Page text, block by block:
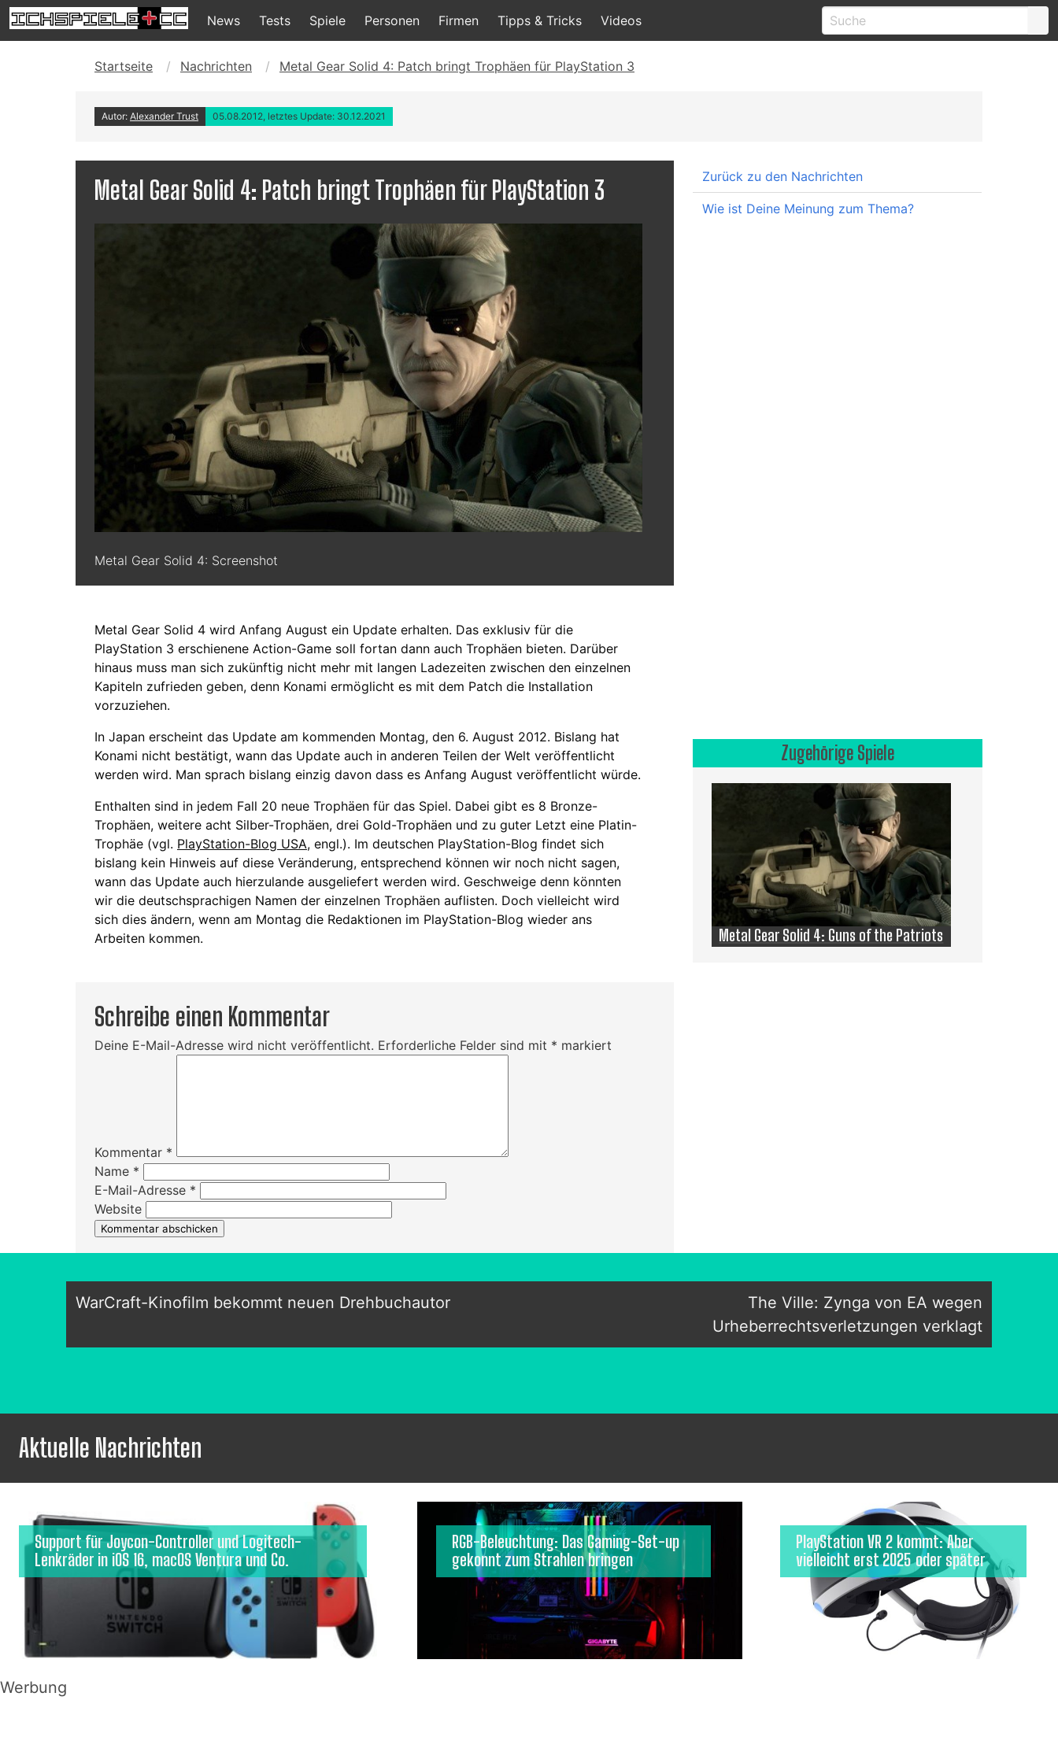
News Tests Spiele Personen Firmen Tipps & Tricks Videos
Startseite Nachrichten Metal Gear Solid 4: Patch bringt Trophäen für PlayStation 3
Autor: Alexander Trust 05.08.2012, letztes Update: 30.12.2021
Metal Gear Solid 4: Patch bringt Trophäen für PlayStation 3
Metal Gear Solid 4: Screenshot
Metal Gear Solid 4 wird Anfang August ein Update erhalten. Das exklusiv für die
PlayStation 3 erschienene Action-Game soll fortan dann auch Trophäen bieten. Darüber
hinaus muss man sich zukünftig nicht mehr mit langen Ladezeiten zwischen den einzelnen
Kapiteln zufrieden geben, denn Konami ermöglicht es mit dem Patch die Installation
vorzuziehen.
In Japan erscheint das Update am kommenden Montag, den 6. August 2012. Bislang hat
Konami nicht bestätigt, wann das Update auch in anderen Teilen der Welt veröffentlicht
werden wird. Man sprach bislang einzig davon dass es Anfang August veröffentlicht würde.
Enthalten sind in jedem Fall 20 neue Trophäen für das Spiel. Dabei gibt es 8 Bronze-
Trophäen, weitere acht Silber-Trophäen, drei Gold-Trophäen und zu guter Letzt eine Platin-
Trophäe (vgl. PlayStation-Blog USA, engl.). Im deutschen PlayStation-Blog findet sich
bislang kein Hinweis auf diese Veränderung, entsprechend können wir noch nicht sagen,
wann das Update auch hierzulande ausgeliefert werden wird. Geschweige denn könnten
wir die deutschsprachigen Namen der einzelnen Trophäen auflisten. Doch vielleicht wird
sich dies ändern, wenn am Montag die Redaktionen im PlayStation-Blog wieder ans
Arbeiten kommen.
Schreibe einen Kommentar
Deine E-Mail-Adresse wird nicht veröffentlicht. Erforderliche Felder sind mit * markiert
Kommentar *
Name *
E-Mail-Adresse *
Website
Zurück zu den Nachrichten
Wie ist Deine Meinung zum Thema?
Zugehörige Spiele
Metal Gear Solid 4: Guns of the Patriots
WarCraft-Kinofilm bekommt neuen Drehbuchautor
The Ville: Zynga von EA wegen
Urheberrechtsverletzungen verklagt
Aktuelle Nachrichten
Support für Joycon-Controller und Logitech-
Lenkräder in iOS 16, macOS Ventura und Co.
RGB-Beleuchtung: Das Gaming-Set-up
gekonnt zum Strahlen bringen
PlayStation VR 2 kommt: Aber
vielleicht erst 2025 oder später
Werbung